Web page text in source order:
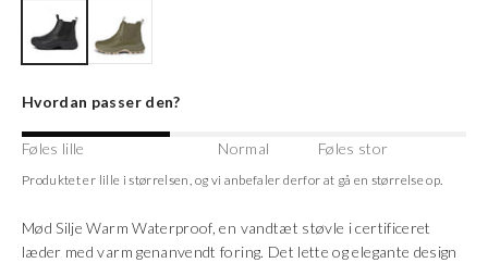
Black
Hvordan passer den?
Føles lille Normal Føles stor
Produktet er lille i størrelsen, og vi anbefaler derfor at gå en størrelse op.
Mød Silje Warm Waterproof, en vandtæt støvle i certificeret
læder med varm genanvendt foring. Det lette og elegante design